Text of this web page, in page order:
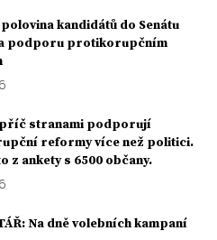
kandidátů do Senátu
podporu protikorupčním
stranami podporují
reformy více než politici.
z ankety s 6500 občany.
Na dně volebních kampaní